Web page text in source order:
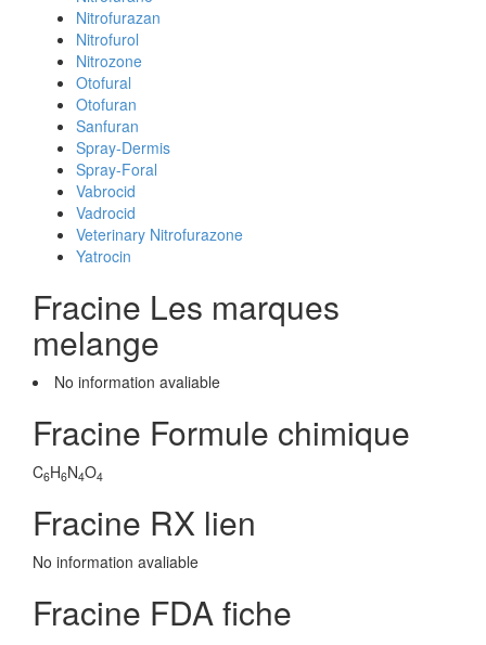
Nitrofurazan
Nitrofurol
Nitrozone
Otofural
Otofuran
Sanfuran
Spray-Dermis
Spray-Foral
Vabrocid
Vadrocid
Veterinary Nitrofurazone
Yatrocin
Fracine Les marques
melange
No information avaliable
Fracine Formule chimique
C6H6N4O4
Fracine RX lien
No information avaliable
Fracine FDA fiche